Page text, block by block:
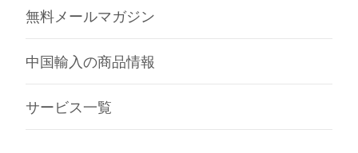
無料メールマガジン
中国輸入の商品情報
サービス一覧